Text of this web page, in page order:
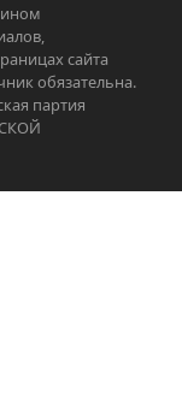
сайта
обязательна.
партия